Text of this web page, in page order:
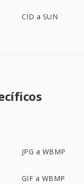
CID a SUN
JPG a WBMP
GIF a WBMP